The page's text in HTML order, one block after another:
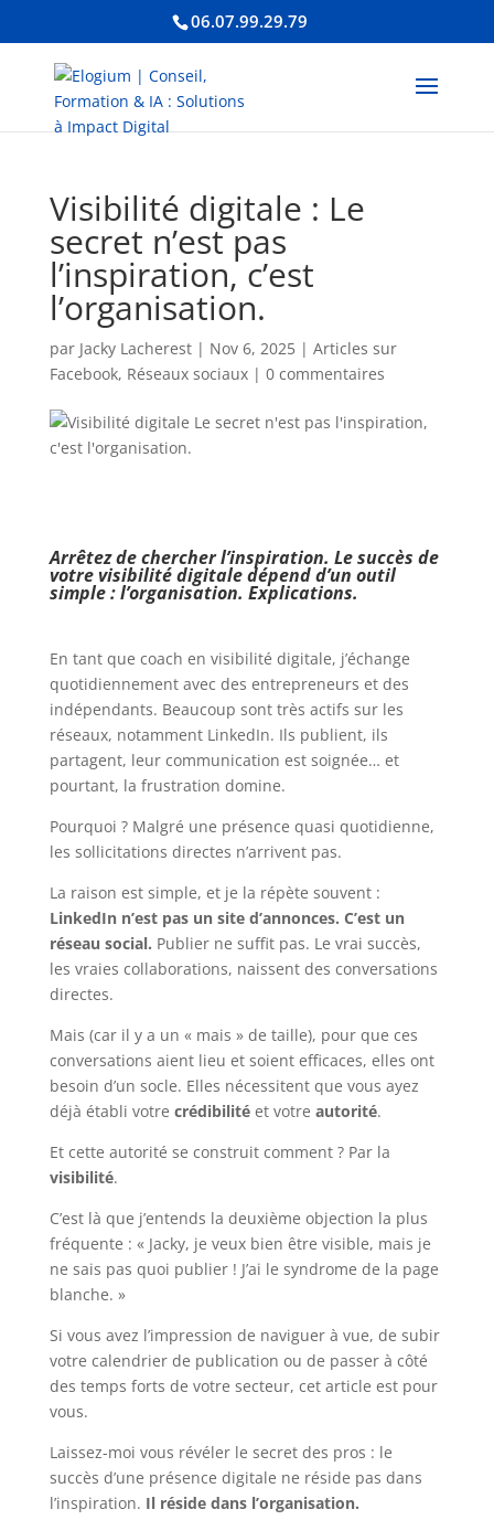
06.07.99.29.79
Visibilité digitale : Le
secret n’est pas
l’inspiration, c’est
l’organisation.
par Jacky Lacherest| Nov 6, 2025| Articles sur
Facebook, Réseaux sociaux| 0 commentaires
Arrêtez de chercher l’inspiration. Le succès de
votre visibilité digitale dépend d’un outil
simple : l’organisation. Explications.
En tant que coach en visibilité digitale, j’échange
quotidiennement avec des entrepreneurs et des
indépendants. Beaucoup sont très actifs sur les
réseaux, notamment LinkedIn. Ils publient, ils
partagent, leur communication est soignée… et
pourtant, la frustration domine.
Pourquoi ? Malgré une présence quasi quotidienne,
les sollicitations directes n’arrivent pas.
La raison est simple, et je la répète souvent :
LinkedIn n’est pas un site d’annonces. C’est un
réseau social. Publier ne suffit pas. Le vrai succès,
les vraies collaborations, naissent des conversations
directes.
Mais (car il y a un « mais » de taille), pour que ces
conversations aient lieu et soient efficaces, elles ont
besoin d’un socle. Elles nécessitent que vous ayez
déjà établi votre crédibilitéet votre autorité.
Et cette autorité se construit comment ? Par la
visibilité.
C’est là que j’entends la deuxième objection la plus
fréquente : « Jacky, je veux bien être visible, mais je
ne sais pas quoi publier ! J’ai le syndrome de la page
blanche. »
Si vous avez l’impression de naviguer à vue, de subir
votre calendrier de publication ou de passer à côté
des temps forts de votre secteur, cet article est pour
vous.
Laissez-moi vous révéler le secret des pros : le
succès d’une présence digitale ne réside pas dans
l’inspiration. Il réside dans l’organisation.